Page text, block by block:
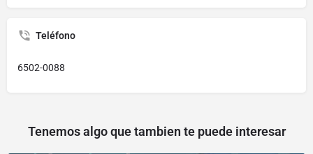
Teléfono
6502-0088
Tenemos algo que tambien te puede interesar